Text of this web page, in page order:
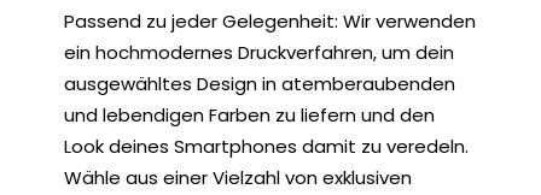
Passend zu jeder Gelegenheit: Wir verwenden
ein hochmodernes Druckverfahren, um dein
ausgewähltes Design in atemberaubenden
und lebendigen Farben zu liefern und den
Look deines Smartphones damit zu veredeln.
Wähle aus einer Vielzahl von exklusiven